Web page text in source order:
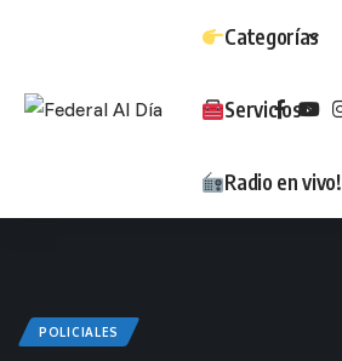
Categorías
Servicios
Radio en vivo!
POLICIALES